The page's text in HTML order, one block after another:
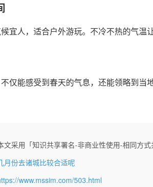
宜人，适合户外游玩。不冷不热的气温
仅能感受到春天的气息，还能领略到
文采用「知识共享署名-非商业性使用-相同方
月份去诸城比较合适呢
www.mssim.com/503.html